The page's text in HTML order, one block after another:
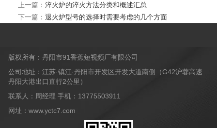
上一篇：淬火炉的淬火方法分类和概述汇总
下一篇：退火炉型号的选择时需要考虑的几个方面
版权所有：丹阳市91香蕉短视频厂有限公司
公司地址：江苏·镇江·丹阳市开发区开发大道南侧（G42沪蓉高速
丹阳大港出口直行2公里）
联系人：周经理 手机：13775503911
网址：www.yctc7.com